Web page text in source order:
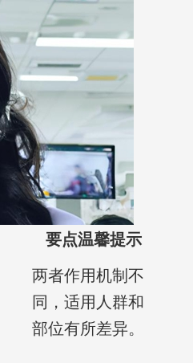
要点温馨提示
两者作用机制不
同，适用人群和
部位有所差异。